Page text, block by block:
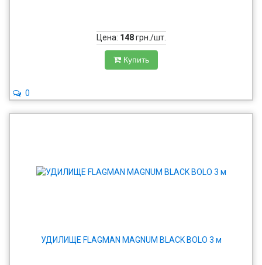
Цена: 148грн./шт.
Купить
0
УДИЛИЩЕ FLAGMAN MAGNUM BLACK BOLO 3 м